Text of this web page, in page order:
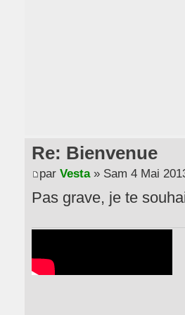
Re: Bienvenue
par Vesta» Sam 4 Mai
Pas grave, je te